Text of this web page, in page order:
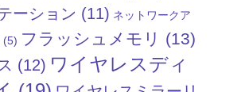
ーション (11) ネットワークア
(5) フラッシュメモリ (13)
(12) ワイヤレスディ